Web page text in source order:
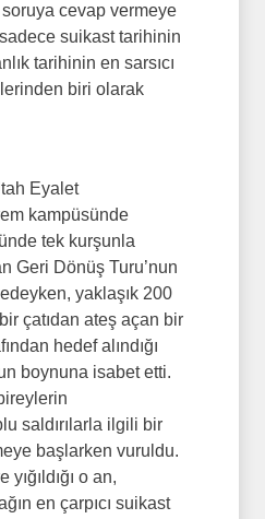
cevap vermeye
sadece suikast tarihinin
tarihinin en sarsıcı
biri olarak
Eyalet
kampüsünde
tek kurşunla
Geri Dönüş Turu’nun
yaklaşık 200
çatıdan ateş açan bir
hedef alındığı
boynuna isabet etti.
saldırılarla ilgili bir
başlarken vuruldu.
o an,
en çarpıcı suikast